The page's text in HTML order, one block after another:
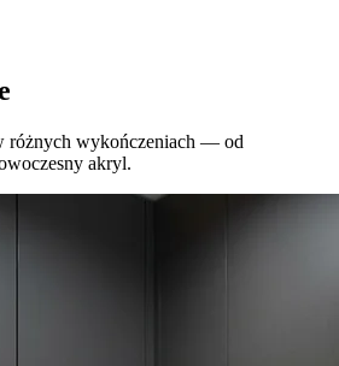
różnych wykończeniach — od
akryl.